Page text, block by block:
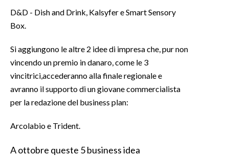
ABBONATI
NECROLOGI
PUBBLICITÀ
SPIAGGE
STORE
D&D - Dish and Drink, Kalsyfer e Smart Sensory
Box.
Si aggiungono le altre 2 idee di impresa che, pur non
vincendo un premio in danaro, come le 3
vincitrici,accederanno alla finale regionale e
avranno il supporto di un giovane commercialista
per la redazione del business plan:
Arcolabio e Trident.
A ottobre queste 5 business idea